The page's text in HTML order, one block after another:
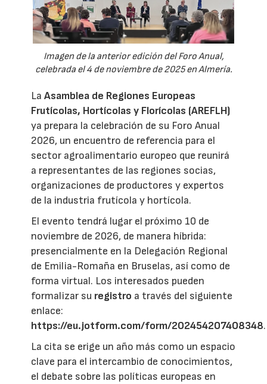
Imagen de la anterior edición del Foro Anual,
celebrada el 4 de noviembre de 2025 en Almería.
LaAsamblea de Regiones Europeas
Frutícolas, Hortícolas y Florícolas (AREFLH)
ya prepara la celebración de su Foro Anual
2026, un encuentro de referencia para el
sector agroalimentario europeo que reunirá
a representantes de las regiones socias,
organizaciones de productores y expertos
de la industria frutícola y hortícola.
El evento tendrá lugar el próximo 10 de
noviembre de 2026, de manera híbrida:
presencialmente en la Delegación Regional
de Emilia-Romaña en Bruselas, así como de
forma virtual. Los interesados pueden
formalizar su registro a través del siguiente
enlace:
https://eu.jotform.com/form/202454207408348.
La cita se erige un año más como un espacio
clave para el intercambio de conocimientos,
el debate sobre las políticas europeas en